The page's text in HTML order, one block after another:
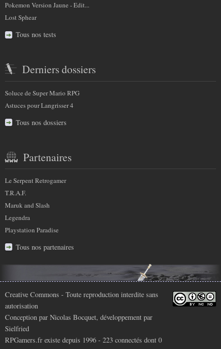
Pokemon Version Jaune - Edit...
Lost Sphear
Tous nos tests
Derniers dossiers
Soluce de Super Mario RPG
Astuces pour Langrisser 4
Tous nos dossiers
Partenaires
Le Serpent Retrogamer
T.R.A.F.
Maruk and Slash
Legendra
Playstation Paradise
Tous nos partenaires
Infos
légales
Creative Commons - Toute reproduction interdite sans
autorisation
Conception par Nicolas Bocquet, développement par
Sielfried
RPGamers.fr existe depuis 1996 - 223 connectés dont 0